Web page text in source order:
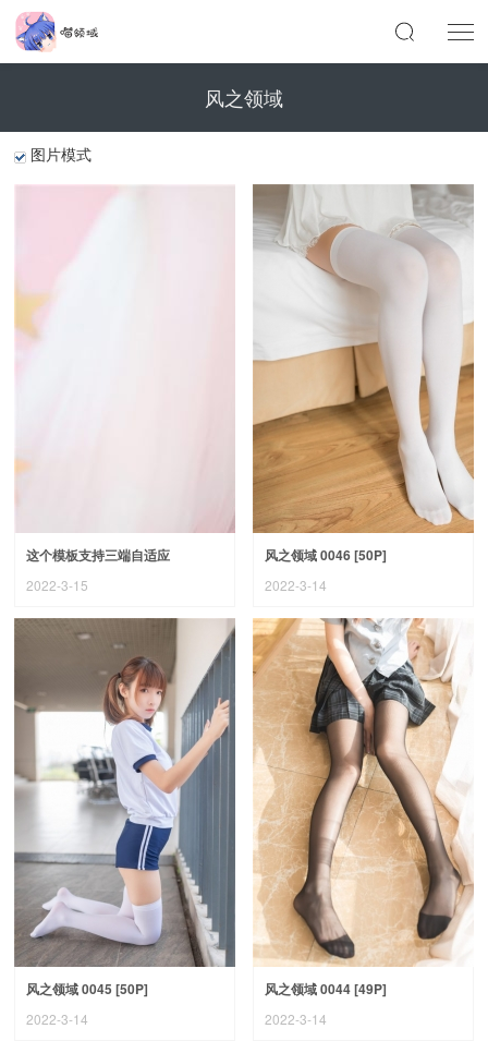
风之领域
图片模式
这个模板支持三端自适应
2022-3-15
风之领域 0046 [50P]
2022-3-14
风之领域 0045 [50P]
2022-3-14
风之领域 0044 [49P]
2022-3-14